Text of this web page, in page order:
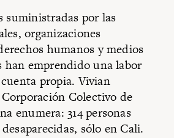
suministradas por las
organizaciones
humanos y medios
han emprendido una labor
propia. Vivian
Colectivo de
enumera: 314 personas
sólo en Cali.